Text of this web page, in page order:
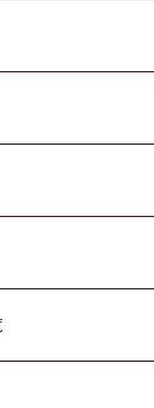
アンティーク
ファニチャー